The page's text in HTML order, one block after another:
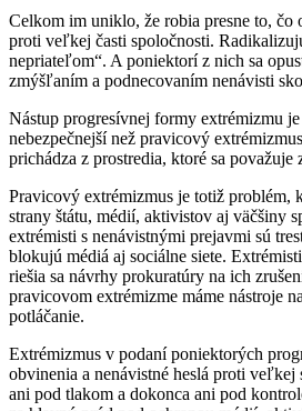
Celkom im uniklo, že robia presne to, čo
proti veľkej časti spoločnosti.
nepriateľom“. A poniektorí z nich sa
zmýšľaním a podnecovaním nenávisti
Nástup progresívnej formy extrémizmu
nebezpečnejší než pravicový
prichádza z prostredia, ktoré sa považuje
Pravicový extrémizmus je totiž problém,
strany štátu, médií, aktivistov aj väčšiny
extrémisti s nenávistnými prejavmi sú
blokujú médiá aj sociálne siete.
riešia sa návrhy prokuratúry na ich
pravicovom extrémizme máme nástroje
potláčanie.
Extrémizmus v podaní poniektorých
obvinenia a nenávistné heslá proti veľkej
ani pod tlakom a dokonca ani pod